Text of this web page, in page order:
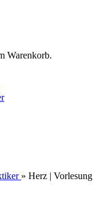
Warenkorb.
» Herz | Vorlesung